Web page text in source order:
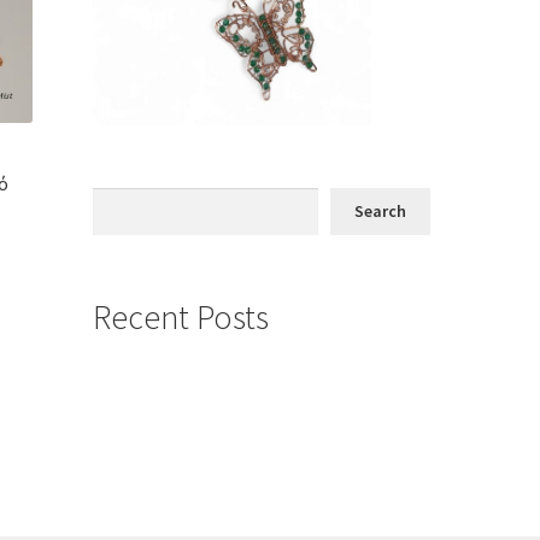
Search
Recent Posts